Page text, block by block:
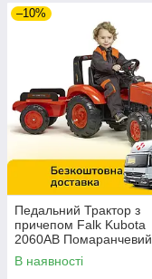
–10%
Педальний Трактор з
причепом Falk Kubota
2060AB Помаранчевий
В наявності